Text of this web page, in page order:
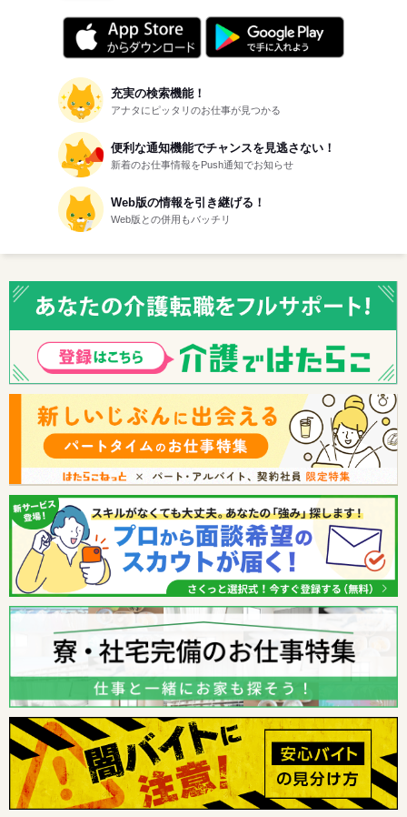
充実の検索機能！
アナタにピッタリのお仕事が見つかる
便利な通知機能でチャンスを見逃さない！
新着のお仕事情報をPush通知でお知らせ
Web版の情報を引き継げる！
Web版との併用もバッチリ